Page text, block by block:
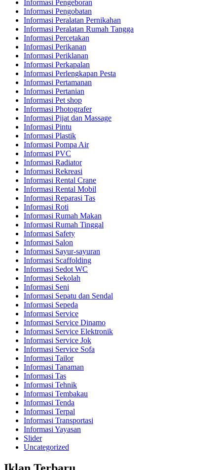
Informasi Pengeboran
Informasi Pengobatan
Informasi Peralatan Pernikahan
Informasi Peralatan Rumah Tangga
Informasi Percetakan
Informasi Perikanan
Informasi Periklanan
Informasi Perkapalan
Informasi Perlengkapan Pesta
Informasi Pertamanan
Informasi Pertanian
Informasi Pet shop
Informasi Photografer
Informasi Pijat dan Massage
Informasi Pintu
Informasi Plastik
Informasi Pompa Air
Informasi PVC
Informasi Radiator
Informasi Rekreasi
Informasi Rental Crane
Informasi Rental Mobil
Informasi Reparasi Tas
Informasi Roti
Informasi Rumah Makan
Informasi Rumah Tinggal
Informasi Safety
Informasi Salon
Informasi Sayur-sayuran
Informasi Scaffolding
Informasi Sedot WC
Informasi Sekolah
Informasi Seni
Informasi Sepatu dan Sendal
Informasi Sepeda
Informasi Service
Informasi Service Dinamo
Informasi Service Elektronik
Informasi Service Jok
Informasi Service Sofa
Informasi Tailor
Informasi Tanaman
Informasi Tas
Informasi Tehnik
Informasi Tembakau
Informasi Tenda
Informasi Terpal
Informasi Transportasi
Informasi Yayasan
Slider
Uncategorized